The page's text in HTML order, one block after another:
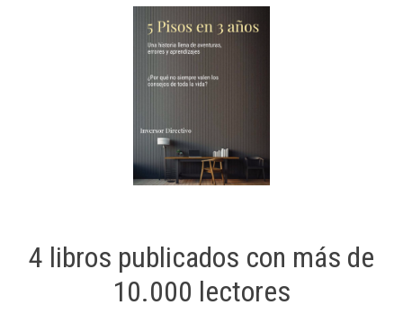
4 libros publicados con más de
10.000 lectores